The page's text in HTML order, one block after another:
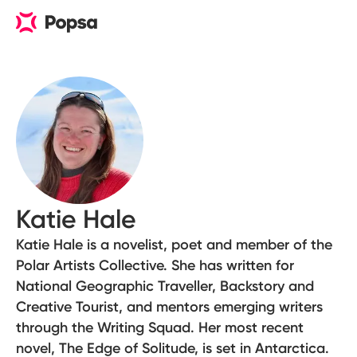
Katie Hale
Katie Hale is a novelist, poet and member of the
Polar Artists Collective. She has written for
National Geographic Traveller, Backstory and
Creative Tourist, and mentors emerging writers
through the Writing Squad. Her most recent
novel, The Edge of Solitude, is set in Antarctica.